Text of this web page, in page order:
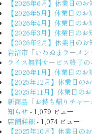
【2026年6月】休業日のお
【2026年5月】休業日のお
【2026年4月】休業日のお
【2026年3月】休業日のお
【2026年2月】休業日のお
岩沼市「いわぬまラーメ
ライス無料サービス終了
【2026年1月】休業日のお
【2025年12月】休業日の
【2025年11月】休業日の
新商品「お持ち帰りチャ
知らせ - 1,079 ビュー
店舗詳細 - 1,074 ビュー
【2025年10月】休業日の